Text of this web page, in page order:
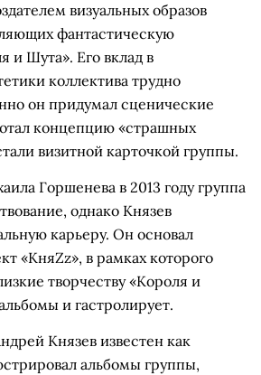
визуальных образов
фантастическую
и Шута». Его вклад в
коллектива трудно
он придумал сценические
концепцию «страшных
визитной карточкой группы.
Горшенева в 2013 году группа
однако Князев
карьеру. Он основал
«КняZz», в рамках которого
творчеству «Короля и
и гастролирует.
Князев известен как
альбомы группы,